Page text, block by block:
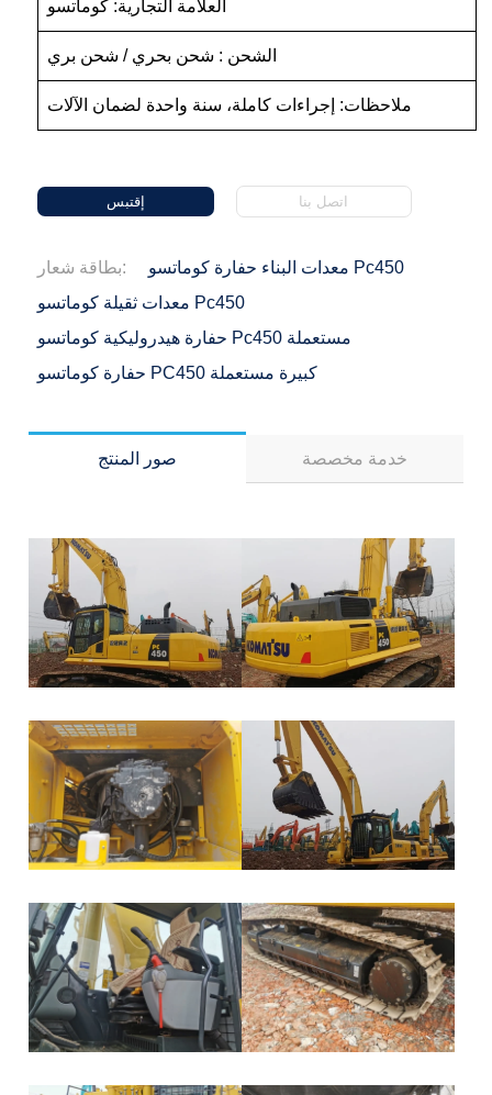
العلامة التجارية: كوماتسو
الشحن : شحن بحري / شحن بري
ملاحظات: إجراءات كاملة، سنة واحدة لضمان الآلات
إقتبس اتصل بنا
بطاقة شعار:
معدات البناء حفارة كوماتسو Pc450
معدات ثقيلة كوماتسو Pc450
حفارة هيدروليكية كوماتسو Pc450 مستعملة
حفارة كوماتسو PC450 كبيرة مستعملة
صور المنتج خدمة مخصصة